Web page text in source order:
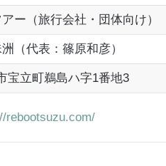
ー（旅行会社・団体向け）
（代表：篠原和彦）
宝立町鵜島ハ字1番地3
rebootsuzu.com/